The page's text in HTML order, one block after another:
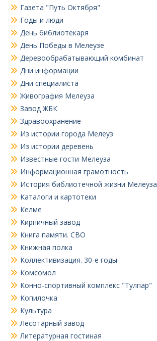
Газета "Путь Октября"
Годы и люди
День библиотекаря
День Победы в Мелеузе
Деревообрабатывающий комбинат
Дни информации
Дни специалиста
Живография Мелеуза
Завод ЖБК
Здравоохранение
Из истории города Мелеуз
Из истории деревень
Известные гости Мелеуза
Информационная грамотность
История библиотечной жизни Мелеуза
Каталоги и картотеки
Келме
Кирпичный завод
Книга памяти. СВО
Книжная полка
Коллективизация. 30-е годы
Комсомол
Конно-спортивный комплекс "Тулпар"
Копилочка
Культура
Лесотарный завод
Литературная гостиная